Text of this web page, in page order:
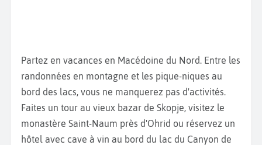
Construit par les ottomans, il est un autre symbole
de la ville de Skopje. Allez ensuite visiter l'un des
plus grands bazars de Skopjeau nord de la ville.
Découvrez les petits commerces et les différents
magasins. Profitez-en pour vous restaurer dans l'un
des établissements à proximité. Dégustez un
Partez en vacances en Macédoine du Nord. Entre les
randonnées en montagne et les pique-niques au
bord des lacs, vous ne manquerez pas d'activités.
Faites un tour au vieux bazar de Skopje, visitez le
monastère Saint-Naum près d'Ohrid ou réservez un
hôtel avec cave à vin au bord du lac du Canyon de